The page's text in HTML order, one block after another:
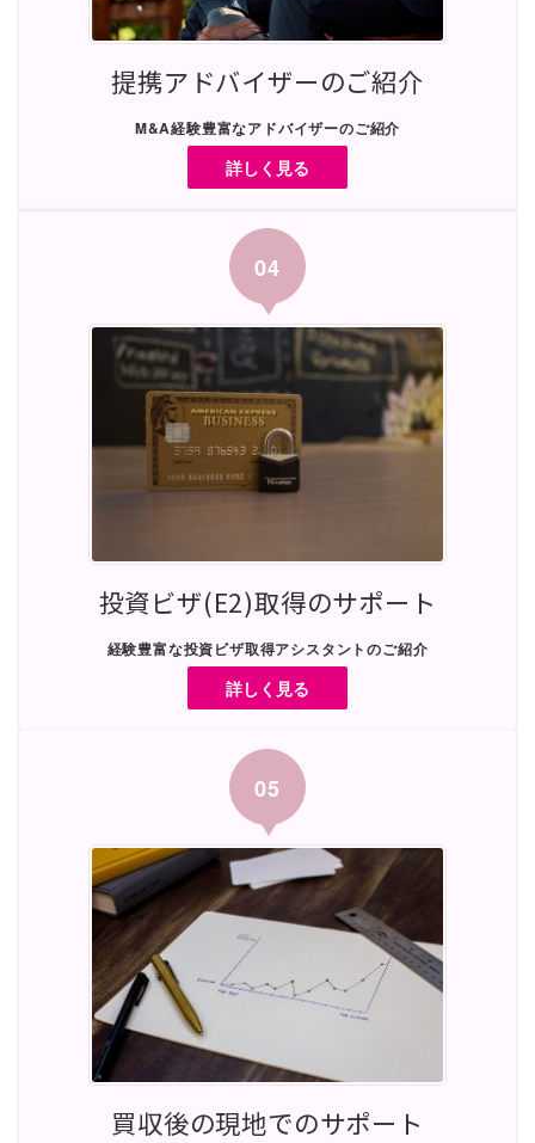
提携アドバイザーのご紹介
M&A経験豊富なアドバイザーのご紹介
詳しく見る
04
投資ビザ(E2)取得のサポート
経験豊富な投資ビザ取得アシスタントのご紹介
詳しく見る
05
買収後の現地でのサポート